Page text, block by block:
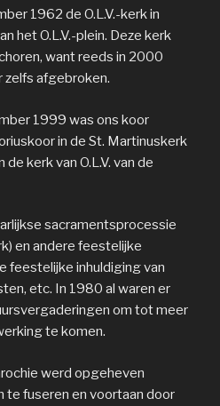
1962 de O.L.V.-kerk in
het O.L.V.-plein. Deze kerk
want reeds in 2000
zelfs afgebroken.
1999 was ons koor
in de St. Martinuskerk
kerk van O.L.V. van de
sacramentsprocessie
en andere feestelijke
feestelijke inhuldiging van
etc. In 1980 al waren er
om tot meer
te komen.
werd opgeheven
te fuseren en voortaan door